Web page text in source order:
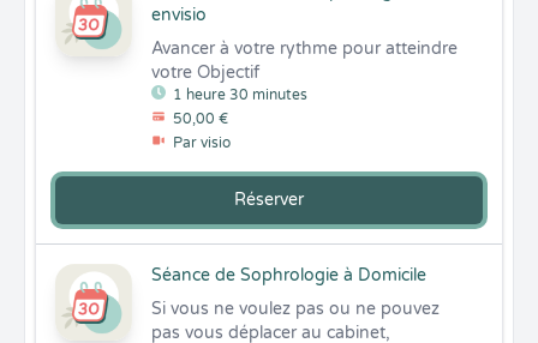
envisio
1 heure 30 minutes
50,00 €
Par visio
Avancer à votre rythme pour atteindre
votre Objectif
Réserver
Séance de Sophrologie à Domicile
Si vous ne voulez pas ou ne pouvez
pas vous déplacer au cabinet,